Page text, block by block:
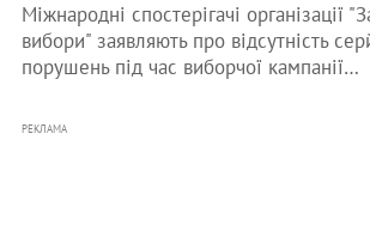
Міжнародні спостерігачі організації
вибори" заявляють про відсутність
порушень під час виборчої кампанії…
РЕКЛАМА